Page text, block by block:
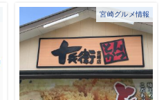
宮崎グルメ情報